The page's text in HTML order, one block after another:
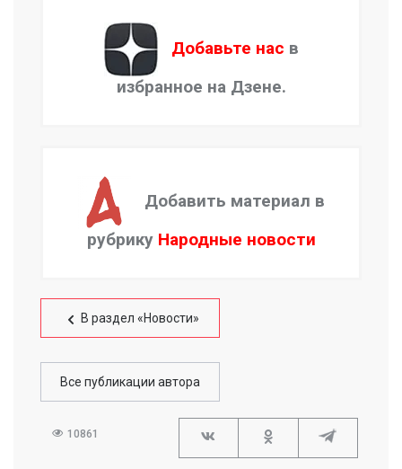
Добавьте нас в
избранное на Дзене.
Добавить материал в
рубрику Народные новости
В раздел «Новости»
Все публикации автора
10861